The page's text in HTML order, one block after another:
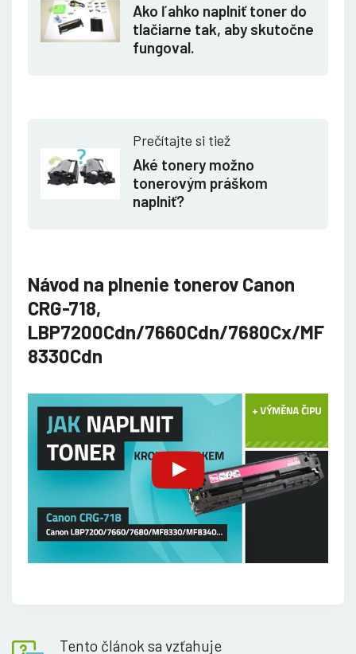
Ako ľahko naplniť toner do
tlačiarne tak, aby skutočne
fungoval.
Prečítajte si tiež
Aké tonery možno
tonerovým práškom
naplniť?
Návod na plnenie tonerov Canon
CRG-718,
LBP7200Cdn/7660Cdn/7680Cx/MF
8330Cdn
Tento článok sa vzťahuje